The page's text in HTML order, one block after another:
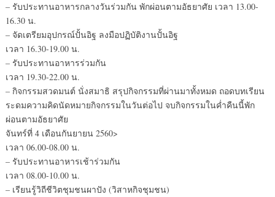
– รับประทานอาหารกลางวันร่วมกัน พักผ่อนตามอัธยาศัย เวลา 13.00-
16.30 น.
– จัดเตรียมอุปกรณ์ปั้นอิฐ ลงมือปฏิบัติงานปั้นอิฐ
เวลา 16.30-19.00 น.
– รับประทานอาหารร่วมกัน
เวลา 19.30-22.00 น.
– กิจกรรมสวดมนต์ นั่งสมาธิ สรุปกิจกรรมที่ผ่านมาทั้งหมด ถอดบทเรียน
ระดมความคิดนัดหมายกิจกรรมในวันต่อไป จบกิจกรรมในค่ำคืนนี้พัก
ผ่อนตามอัธยาศัย
จันทร์ที่ 4 เดือนกันยายน 2560>
เวลา 06.00-08.00 น.
– รับประทานอาหารเช้าร่วมกัน
เวลา 08.00-10.00 น.
– เรียนรู้วิถีชีวิตชุมชนผาปัง (วิสาหกิจชุมชน)